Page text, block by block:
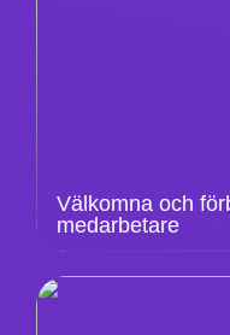
Välkomna och
medarbetare